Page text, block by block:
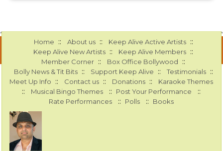
Home :: About us :: Keep Alive Active Artists ::
Keep Alive New Artists :: Keep Alive Members ::
Member Corner :: Box Office Bollywood ::
Bolly News & Tit Bits :: Support Keep Alive :: Testimonials ::
Meet Up Info :: Contact us :: Donations :: Karaoke Themes
:: Musical Bingo Themes :: Post Your Performance ::
Rate Performances :: Polls :: Books